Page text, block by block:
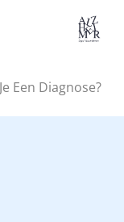
Een Diagnose?